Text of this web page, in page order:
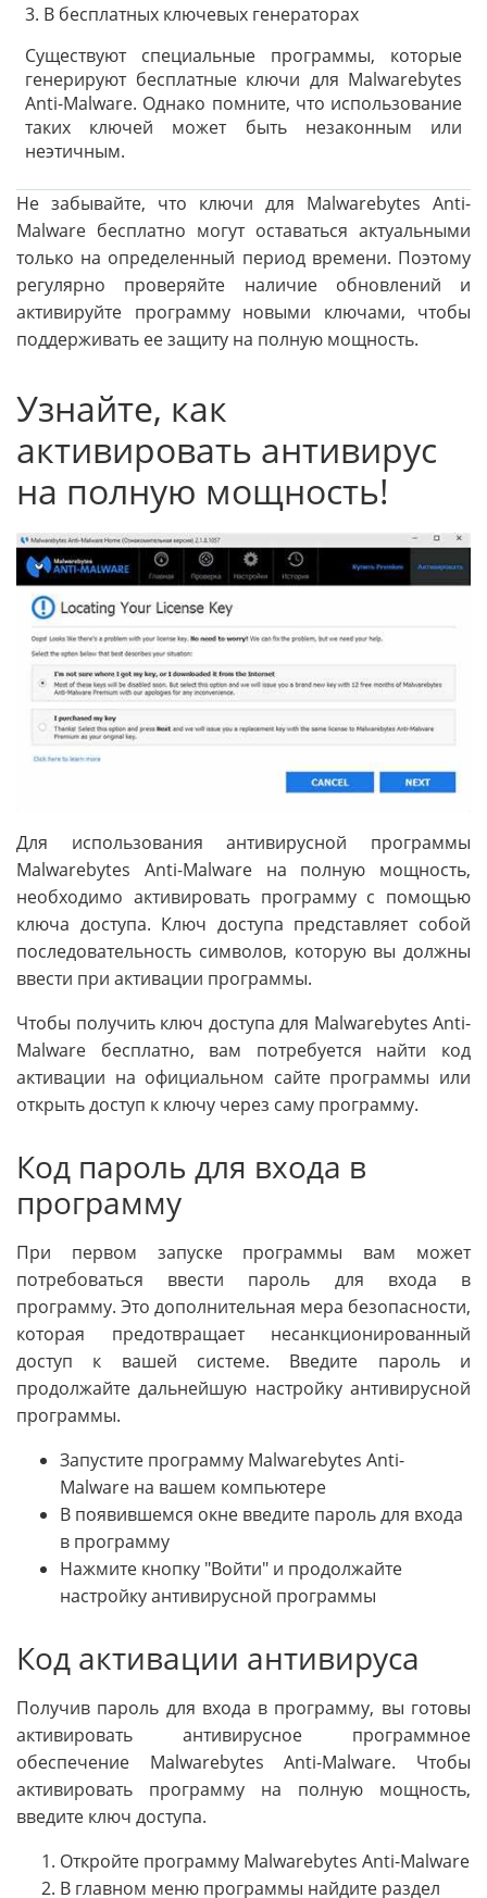
3. В бесплатных ключевых генераторах
Существуют специальные программы, которые
генерируют бесплатные ключи для Malwarebytes
Anti-Malware. Однако помните, что использование
таких ключей может быть незаконным или
неэтичным.
Не забывайте, что ключи для Malwarebytes Anti-
Malware бесплатно могут оставаться актуальными
только на определенный период времени. Поэтому
регулярно проверяйте наличие обновлений и
активируйте программу новыми ключами, чтобы
поддерживать ее защиту на полную мощность.
Узнайте, как
активировать антивирус
на полную мощность!
Для использования антивирусной программы
Malwarebytes Anti-Malware на полную мощность,
необходимо активировать программу с помощью
ключа доступа. Ключ доступа представляет собой
последовательность символов, которую вы должны
ввести при активации программы.
Чтобы получить ключ доступа для Malwarebytes Anti-
Malware бесплатно, вам потребуется найти код
активации на официальном сайте программы или
открыть доступ к ключу через саму программу.
Код пароль для входа в
программу
При первом запуске программы вам может
потребоваться ввести пароль для входа в
программу. Это дополнительная мера безопасности,
которая предотвращает несанкционированный
доступ к вашей системе. Введите пароль и
продолжайте дальнейшую настройку антивирусной
программы.
Запустите программу Malwarebytes Anti-
Malware на вашем компьютере
В появившемся окне введите пароль для входа
в программу
Нажмите кнопку "Войти" и продолжайте
настройку антивирусной программы
Код активации антивируса
Получив пароль для входа в программу, вы готовы
активировать антивирусное программное
обеспечение Malwarebytes Anti-Malware. Чтобы
активировать программу на полную мощность,
введите ключ доступа.
Откройте программу Malwarebytes Anti-Malware
В главном меню программы найдите раздел